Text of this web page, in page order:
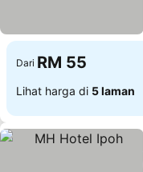
Dari RM 55
Lihat harga di 5 laman